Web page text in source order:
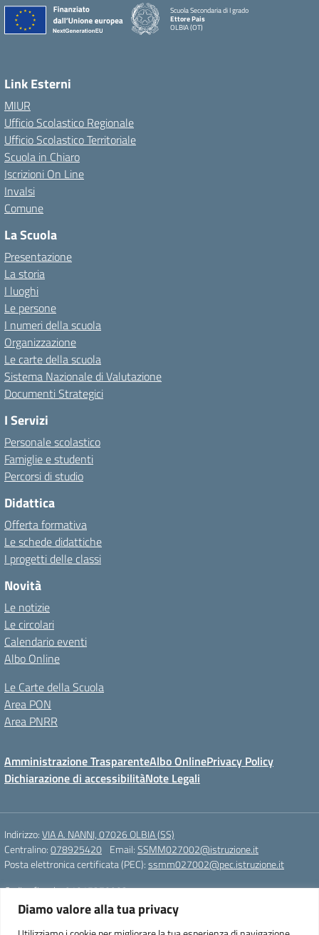
Diamo valore alla tua privacy
Scuola Secondaria di I grado
Ettore Pais
OLBIA (OT)
Link Esterni
MIUR
Ufficio Scolastico Regionale
Ufficio Scolastico Territoriale
Scuola in Chiaro
Iscrizioni On Line
Invalsi
Comune
La Scuola
Presentazione
La storia
I luoghi
Le persone
I numeri della scuola
Organizzazione
Le carte della scuola
Sistema Nazionale di Valutazione
Documenti Strategici
I Servizi
Personale scolastico
Famiglie e studenti
Percorsi di studio
Didattica
Offerta formativa
Le schede didattiche
I progetti delle classi
Novità
Le notizie
Le circolari
Calendario eventi
Albo Online
Le Carte della Scuola
Area PON
Area PNRR
Amministrazione TrasparenteAlbo OnlinePrivacy Policy
Dichiarazione di accessibilitàNote Legali
Indirizzo:VIA A. NANNI, 07026 OLBIA (SS)
Centralino:078925420 Email:SSMM027002@istruzione.it
Posta elettronica certificata (PEC):ssmm027002@pec.istruzione.it
Codice fiscale: 91015270902
Codice meccanografico:SSMM027002
Scuola secondaria di primo grado “Ettore Pais”